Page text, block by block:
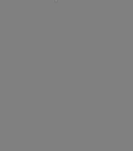
CIFM en
validité.
un atout majeur